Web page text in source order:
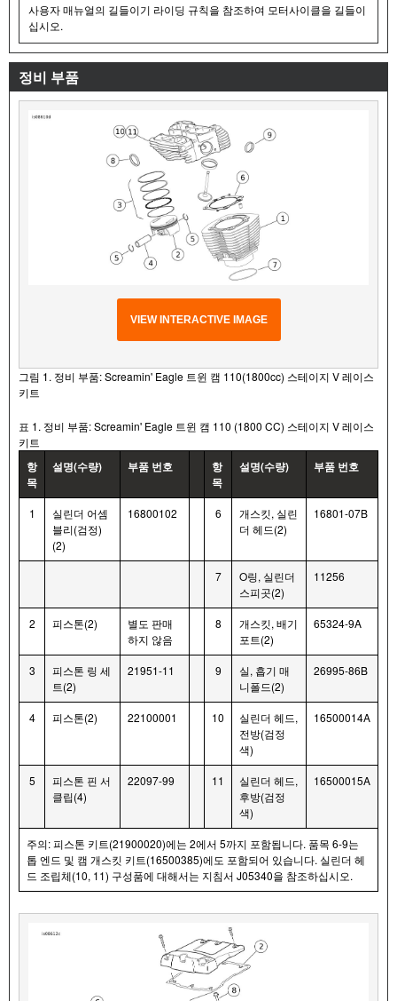
사용자 매뉴얼의 길들이기 라이딩 규칙을 참조하여 모터사이클을 길들이
십시오.
정비 부품
VIEW INTERACTIVE IMAGE
그림 1. 정비 부품: Screamin' Eagle 트윈 캠 110(1800cc) 스테이지 V 레이스
키트
표 1. 정비 부품: Screamin' Eagle 트윈 캠 110 (1800 CC) 스테이지 V 레이스
키트
항
목
설명(수량) 부품 번호
항
목
설명(수량) 부품 번호
1
실린더 어셈
블리(검정)
(2)
16800102 6
개스킷, 실린
더 헤드(2)
16801-07B
7
O링, 실린더
스피곳(2)
11256
2 피스톤(2)
별도 판매
하지 않음
8
개스킷, 배기
포트(2)
65324-9A
3
피스톤 링 세
트(2)
21951-11 9
실, 흡기 매
니폴드(2)
26995-86B
4 피스톤(2) 22100001 10
실린더 헤드,
전방(검정
색)
16500014A
5
피스톤 핀 서
클립(4)
22097-99 11
실린더 헤드,
후방(검정
색)
16500015A
주의: 피스톤 키트(21900020)에는 2에서 5까지 포함됩니다. 품목 6-9는
톱 엔드 및 캠 개스킷 키트(16500385)에도 포함되어 있습니다. 실린더 헤
드 조립체(10, 11) 구성품에 대해서는 지침서 J05340을 참조하십시오.